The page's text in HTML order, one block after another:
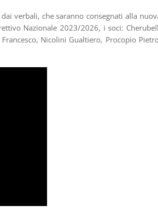
verbali, che saranno consegnati alla
Nazionale 2023/2026, i soci:
Nicolini Gualtiero, Procopio